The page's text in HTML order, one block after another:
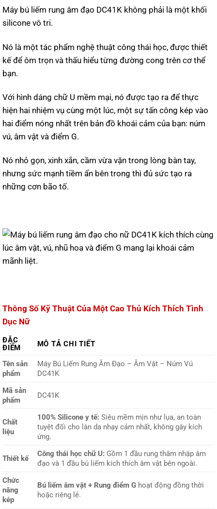
Máy bú liếm rung âm đạo DC41K không phải là một khối
silicone vô tri.
Nó là một tác phẩm nghệ thuật công thái học, được thiết
kế để ôm trọn và thấu hiểu từng đường cong trên cơ thể
bạn.
Với hình dáng chữ U mềm mại, nó được tạo ra để thực
hiện hai nhiệm vụ cùng một lúc, một sự tấn công kép vào
hai điểm nóng nhất trên bản đồ khoái cảm của bạn: núm
vú, âm vật và điểm G.
Nó nhỏ gọn, xinh xắn, cầm vừa vặn trong lòng bàn tay,
nhưng sức mạnh tiềm ẩn bên trong thì đủ sức tạo ra
những cơn bão tố.
Thông Số Kỹ Thuật Của Một Cao Thủ Kích Thích Tình
Dục Nữ
ĐẶC
ĐIỂM
MÔ TẢ CHI TIẾT
Tên sản
phẩm
Máy Bú Liếm Rung Âm Đạo – Âm Vật – Núm Vú
DC41K
Mã sản
phẩm
DC41K
Chất
liệu
100% Silicone y tế:Siêu mềm mịn như lụa, an toàn
tuyệt đối cho làn da nhạy cảm nhất, không gây kích
ứng.
Thiết kế
Công thái học chữ U:Gồm 1 đầu rung thâm nhập âm
đạo và 1 đầu bú liếm kích thích âm vật bên ngoài.
Chức
năng
kép
Bú liếm âm vật + Rung điểm Ghoạt động đồng thời
hoặc riêng lẻ.